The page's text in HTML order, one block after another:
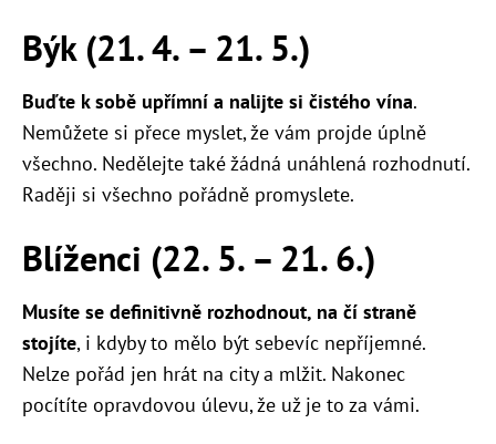
Býk (21. 4. – 21. 5.)
Buďte k sobě upřímní a nalijte si čistého vína.
Nemůžete si přece myslet, že vám projde úplně
všechno. Nedělejte také žádná unáhlená rozhodnutí.
Raději si všechno pořádně promyslete.
Blíženci (22. 5. – 21. 6.)
Musíte se definitivně rozhodnout, na čí straně
stojíte, i kdyby to mělo být sebevíc nepříjemné.
Nelze pořád jen hrát na city a mlžit. Nakonec
pocítíte opravdovou úlevu, že už je to za vámi.